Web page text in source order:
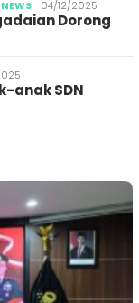
NEWS 04/12/2025
Dorong
anak SDN